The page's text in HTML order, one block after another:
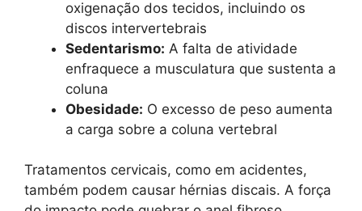
oxigenação dos tecidos, incluindo os
discos intervertebrais
Sedentarismo: A falta de atividade
enfraquece a musculatura que sustenta a
coluna
Obesidade: O excesso de peso aumenta
a carga sobre a coluna vertebral
Tratamentos cervicais, como em acidentes,
também podem causar hérnias discais. A força